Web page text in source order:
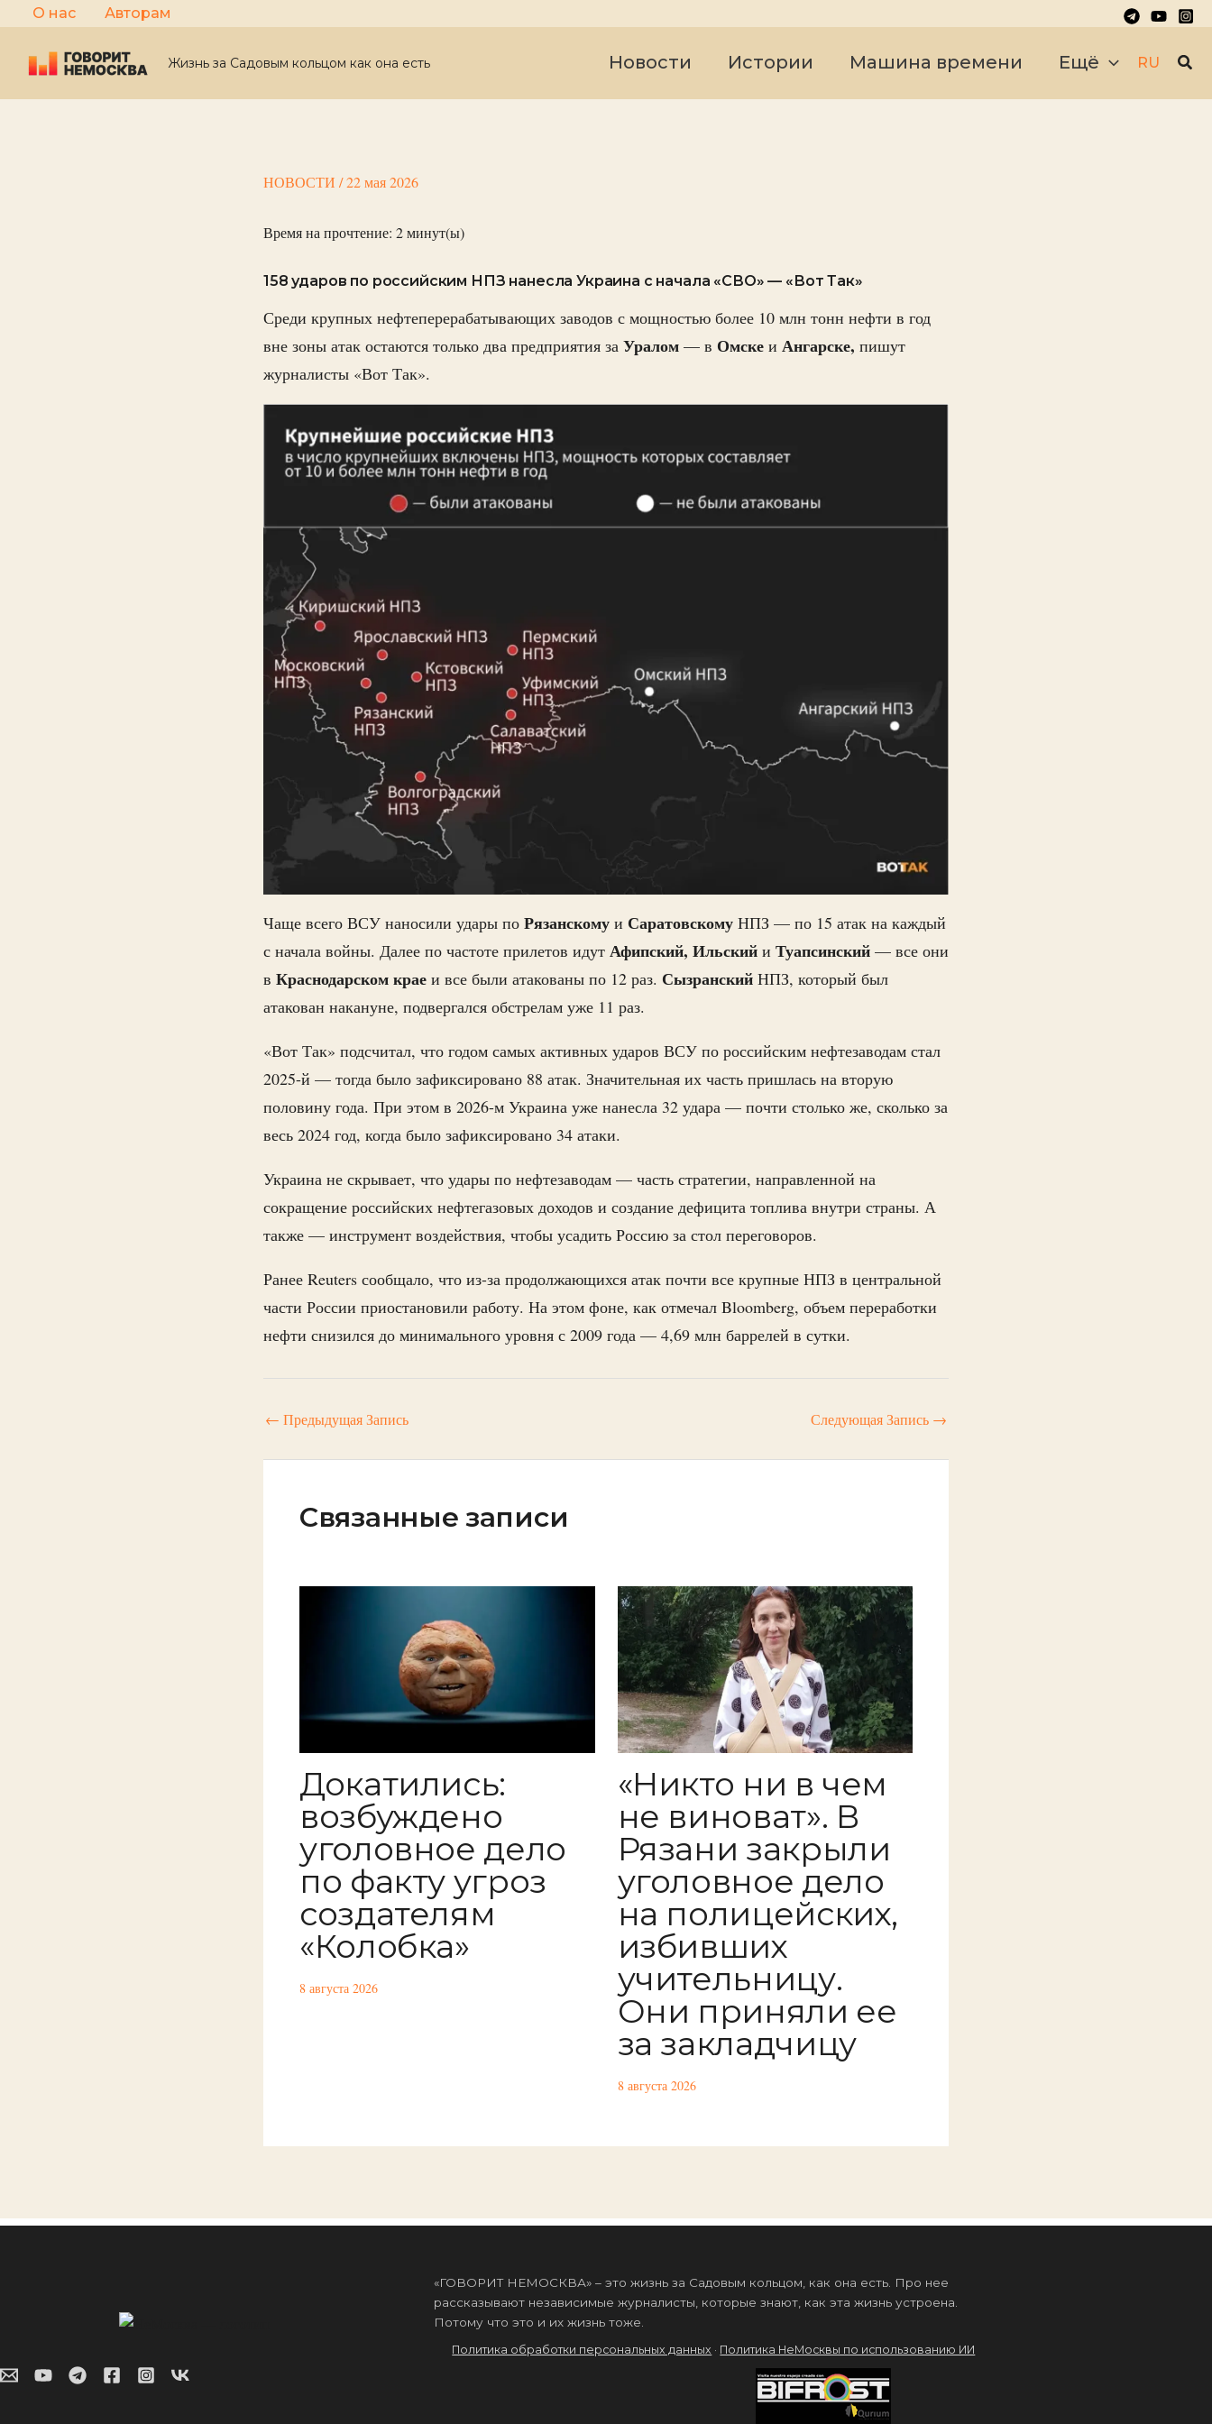
Перейти
к
содержимому
О нас Авторам
Жизнь за Садовым кольцом как она есть Новости Истории Машина времени Ещё RU
НОВОСТИ /22 мая 2026
Время на прочтение: 2минут(ы)
158 ударов по российским НПЗ нанесла Украина с начала «СВО» — «Вот Так»
Среди крупных нефтеперерабатывающих заводов с мощностью более 10 млн тонн нефти в год
вне зоны атак остаются только два предприятия за Уралом — в Омске и Ангарске, пишут
журналисты «Вот Так».
Чаще всего ВСУ наносили удары по Рязанскому и Саратовскому НПЗ — по 15 атак на каждый
с начала войны. Далее по частоте прилетов идут Афипский, Ильский и Туапсинский — все они
в Краснодарском крае и все были атакованы по 12 раз. Сызранский НПЗ, который был
атакован накануне, подвергался обстрелам уже 11 раз.
«Вот Так» подсчитал, что годом самых активных ударов ВСУ по российским нефтезаводам стал
2025-й — тогда было зафиксировано 88 атак. Значительная их часть пришлась на вторую
половину года. При этом в 2026-м Украина уже нанесла 32 удара — почти столько же, сколько за
весь 2024 год, когда было зафиксировано 34 атаки.
Украина не скрывает, что удары по нефтезаводам — часть стратегии, направленной на
сокращение российских нефтегазовых доходов и создание дефицита топлива внутри страны. А
также — инструмент воздействия, чтобы усадить Россию за стол переговоров.
Ранее Reuters сообщало, что из-за продолжающихся атак почти все крупные НПЗ в центральной
части России приостановили работу. На этом фоне, как отмечал Bloomberg, объем переработки
нефти снизился до минимального уровня с 2009 года — 4,69 млн баррелей в сутки.
← Предыдущая Запись Следующая Запись →
Связанные записи
Докатились:
возбуждено
уголовное дело
по факту угроз
создателям
«Колобка»
8 августа 2026
«Никто ни в чем
не виноват». В
Рязани закрыли
уголовное дело
на полицейских,
избивших
учительницу.
Они приняли ее
за закладчицу
8 августа 2026
«ГОВОРИТ НЕМОСКВА» – это жизнь за Садовым кольцом, как она есть. Про нее
рассказывают независимые журналисты, которые знают, как эта жизнь устроена.
Потому что это и их жизнь тоже.
Политика обработки персональных данных · Политика НеМосквы по использованию ИИ